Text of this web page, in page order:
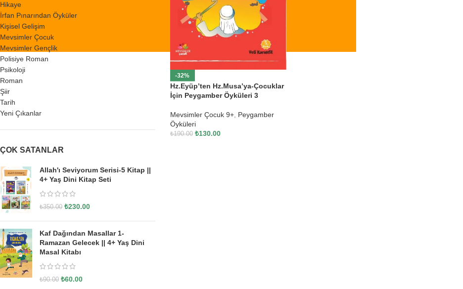
Hikaye
İrfan Pınarından Öyküler
Kişisel Gelişim
Mevsimler Çocuk
Mevsimler Gençlik
Polisiye Roman
Psikoloji
Roman
Şiir
Tarih
Yeni Çıkanlar
ÇOK SATANLAR
Allah'ı Seviyorum Serisi-5 Kitap ||
4+ Yaş Dini Kitap Seti
₺350.00 ₺230.00
Kaf Dağından Masallar 1-
Ramazan Gelecek || 4+ Yaş Dini
Masal Kitabı
₺90.00 ₺60.00
-32%
Hz.Eyüp’ten Hz.Musa’ya-Çocuklar
İçin Peygamber Öyküleri 3
Mevsimler Çocuk 9+, Peygamber
Öyküleri
₺190.00 ₺130.00